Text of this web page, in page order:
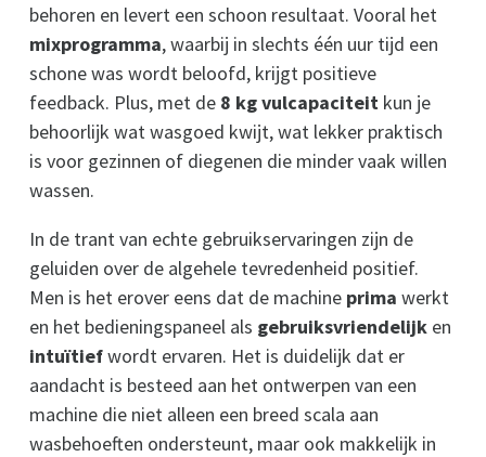
behoren en levert een schoon resultaat. Vooral het
mixprogramma, waarbij in slechts één uur tijd een
schone was wordt beloofd, krijgt positieve
feedback. Plus, met de 8 kg vulcapaciteit kun je
behoorlijk wat wasgoed kwijt, wat lekker praktisch
is voor gezinnen of diegenen die minder vaak willen
wassen.
In de trant van echte gebruikservaringen zijn de
geluiden over de algehele tevredenheid positief.
Men is het erover eens dat de machine prima werkt
en het bedieningspaneel als gebruiksvriendelijk en
intuïtiefwordt ervaren. Het is duidelijk dat er
aandacht is besteed aan het ontwerpen van een
machine die niet alleen een breed scala aan
wasbehoeften ondersteunt, maar ook makkelijk in